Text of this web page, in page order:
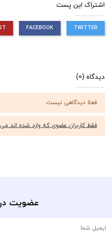
اشتراک این پست
TWITTER
FACEBOOK
دیدگاه (0)
فعلا دیدگاهی نیست.
فقط کاربران عضوی که وارد شده اند
عضویت در